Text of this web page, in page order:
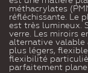
méthacrylates
réfléchissante. Le
est très lumineux.
verre. Les miroirs
alternative valable
plus légers,
flexibilité
parfaitement